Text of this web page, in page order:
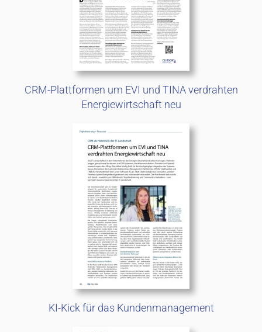
CRM-Plattformen um EVI und TINA verdrahten
Energiewirtschaft neu
KI-Kick für das Kundenmanagement